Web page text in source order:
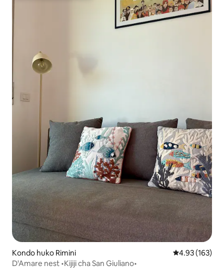
Kondo huko Rimini Ukadiriaji wa
4.93 (163)
D'Amare nest •Kijiji cha San Giuliano•